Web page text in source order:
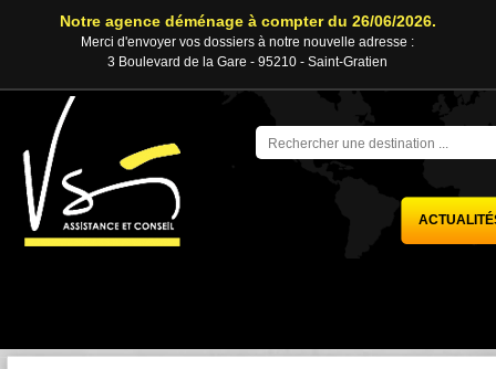
Notre agence déménage à compter du 26/06/2026.
Merci d'envoyer vos dossiers à notre nouvelle adresse :
3 Boulevard de la Gare - 95210 - Saint-Gratien